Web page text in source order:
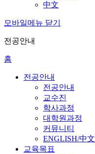
中文
모바일메뉴 닫기
전공안내
홈
전공안내
전공안내
교수진
학사과정
대학원과정
커뮤니티
ENGLISH/中文
교육목표